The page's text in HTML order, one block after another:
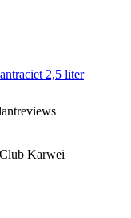
2,5 liter
Karwei